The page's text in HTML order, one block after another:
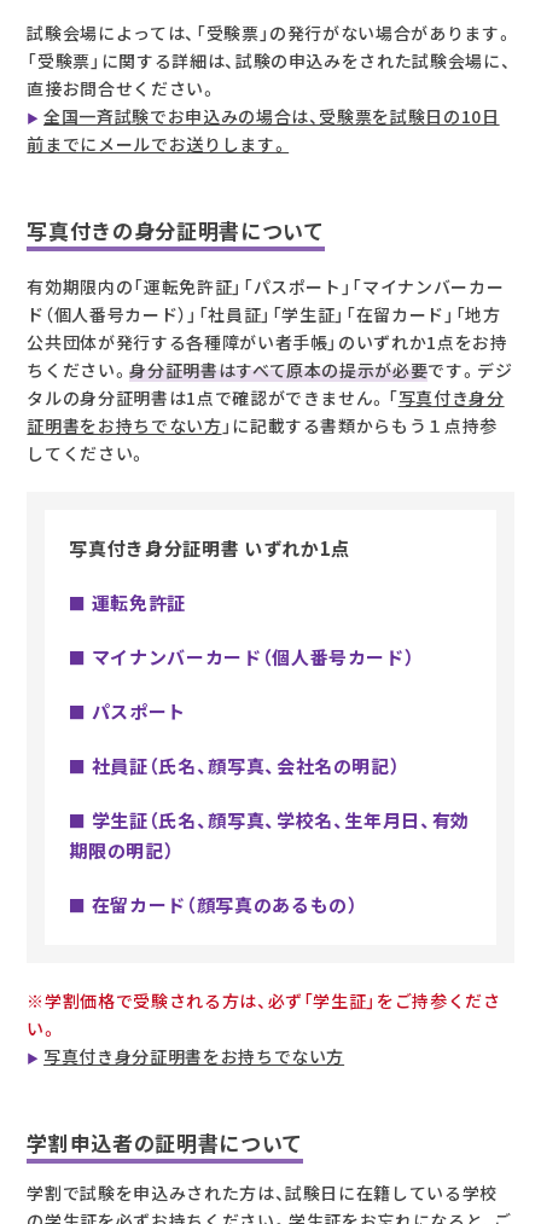
試験会場によっては、「受験票」の発行がない場合があります。
「受験票」に関する詳細は、試験の申込みをされた試験会場に、
直接お問合せください。
全国一斉試験でお申込みの場合は、受験票を試験日の10日
前までにメールでお送りします。
写真付きの身分証明書について
有効期限内の「運転免許証」「パスポート」「マイナンバーカー
ド（個人番号カード）」「社員証」「学生証」「在留カード」「地方
公共団体が発行する各種障がい者手帳」のいずれか1点をお持
ちください。身分証明書はすべて原本の提示が必要です。デジ
タルの身分証明書は1点で確認ができません。「写真付き身分
証明書をお持ちでない方 」に記載する書類からもう１点持参
してください。
写真付き身分証明書 いずれか1点
■ 運転免許証
■ マイナンバーカード（個人番号カード）
■ パスポート
■ 社員証（氏名、顔写真、会社名の明記）
■ 学生証（氏名、顔写真、学校名、生年月日、有効
期限の明記）
■ 在留カード（顔写真のあるもの）
※学割価格で受験される方は、必ず「学生証」をご持参くださ
い。
写真付き身分証明書をお持ちでない方
学割申込者の証明書について
学割で試験を申込みされた方は、試験日に在籍している学校